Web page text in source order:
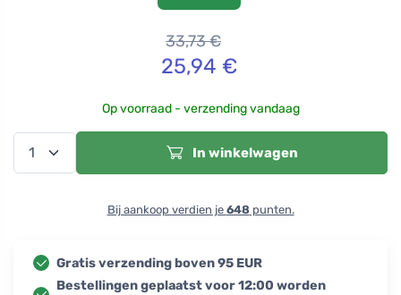
33,73€
25,94 €
Op voorraad - verzending vandaag
In winkelwagen
Bij aankoop verdien je 648punten.
Gratis verzending boven 95 EUR
Bestellingen geplaatst voor 12:00 worden